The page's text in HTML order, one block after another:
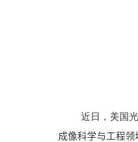
近日，美国
成像科学与工程